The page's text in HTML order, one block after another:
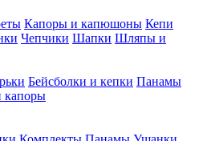
Капоры и капюшоны Кепи
Чепчики Шапки Шляпы и
Бейсболки и кепки Панамы